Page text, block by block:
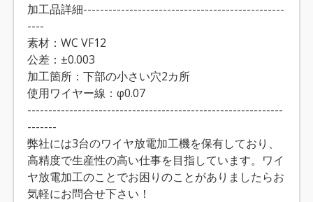
加工品詳細------------------------------------------------
----
素材：WC VF12
公差：±0.003
加工箇所：下部の小さい穴2カ所
使用ワイヤー線：φ0.07
-------------------------------------------------------------
-------
弊社には3台のワイヤ放電加工機を保有しており、
高精度で生産性の高い仕事を目指しています。ワイ
ヤ放電加工のことでお困りのことがありましたらお
気軽にお問合せ下さい！